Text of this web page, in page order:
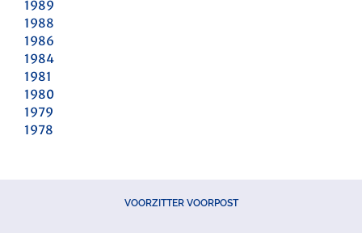
1989
1988
1986
1984
1981
1980
1979
1978
VOORZITTER VOORPOST